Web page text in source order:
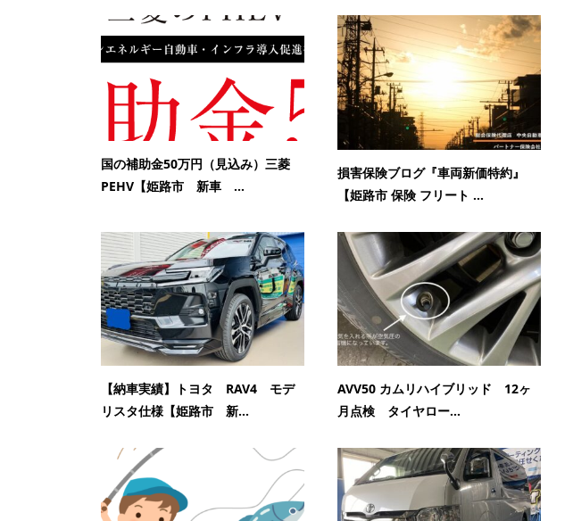
国の補助金50万円（見込み）三菱
PEHV【姫路市 新車 ...
損害保険ブログ『車両新価特約』
【姫路市 保険 フリート ...
【納車実績】トヨタ RAV4 モデ
リスタ仕様【姫路市 新...
AVV50 カムリハイブリッド 12ヶ
月点検 タイヤロー...